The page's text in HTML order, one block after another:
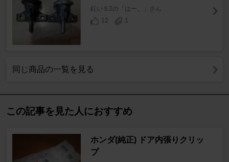
紅いＳ2の「はー。」さん
12
1
同じ商品の一覧を見る
この記事を見た人におすすめ
ホンダ(純正) ドア内張りクリッ
プ